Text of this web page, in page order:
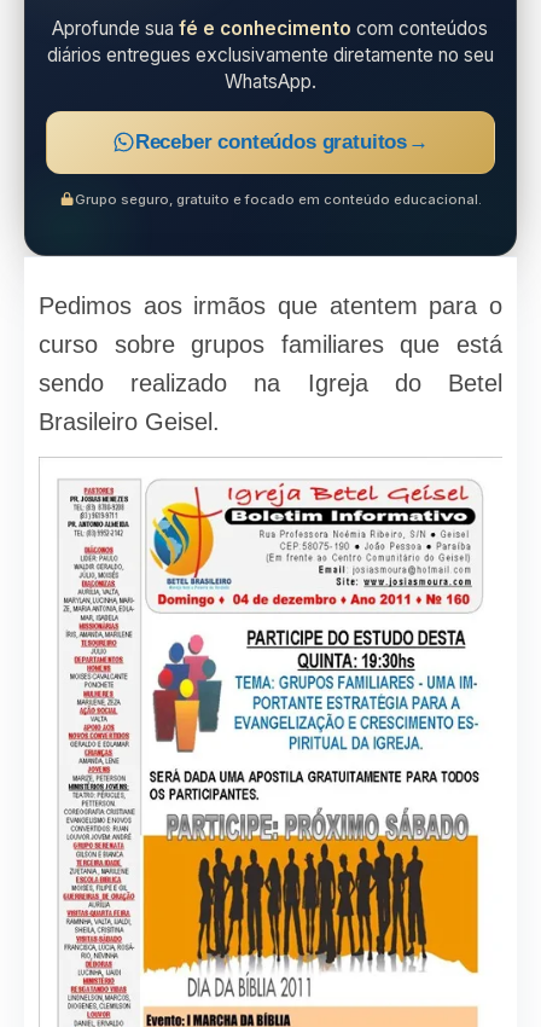
Aprofunde suafé e conhecimento com conteúdos
diários entregues exclusivamente diretamente no seu
WhatsApp.
Receber conteúdos gratuitos →
Grupo seguro, gratuito e focado em conteúdo educacional.
Pedimos aos irmãos que atentem para o
curso sobre grupos familiares que está
sendo realizado na Igreja do Betel
Brasileiro Geisel.